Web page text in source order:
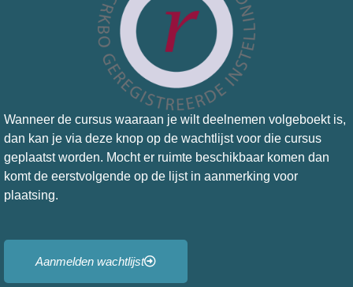
Wanneer de cursus waaraan je wilt deelnemen volgeboekt is,
dan kan je via deze knop op de wachtlijst voor die cursus
geplaatst worden. Mocht er ruimte beschikbaar komen dan
komt de eerstvolgende op de lijst in aanmerking voor
plaatsing.
Aanmelden wachtlijst